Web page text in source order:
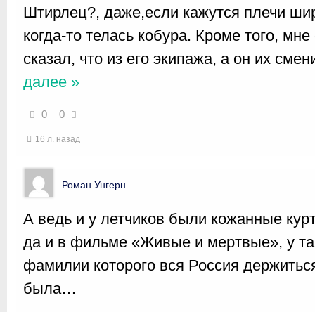
Штирлец?, даже,если кажутся плечи
когда-то телась кобура. Кроме того,
сказал, что из его экипажа, а он их
далее »
0 0
16 л. назад
Роман Унгерн
А ведь и у летчиков были кожанные
да и в фильме «Живые и мертвые», у
фамилии которого вся Россия
была…